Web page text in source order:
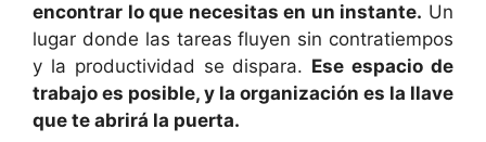
encontrar lo que necesitas en un instante. Un
lugar donde las tareas fluyen sin contratiempos
y la productividad se dispara. Ese espacio de
trabajo es posible, y la organización es la llave
que te abrirá la puerta.